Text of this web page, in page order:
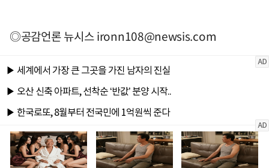
◎공감언론 뉴시스ironn108@newsis.com